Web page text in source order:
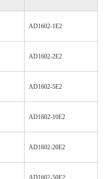
AD1602-1E2
AD1602-2E2
AD1602-5E2
AD1602-10E2
AD1602-20E2
AD1602-50E2